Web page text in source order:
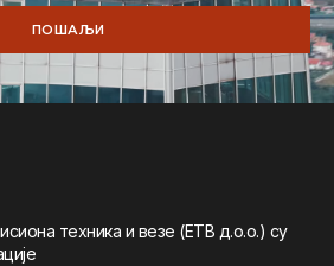
ПОШАЉИ
тeхника и вeзe (ETВ д.о.о.) су